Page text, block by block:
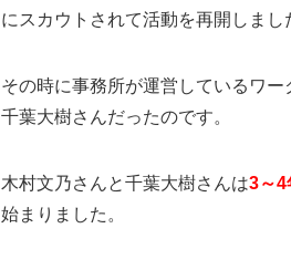
にスカウトされて活動を再開しまし
その時に事務所が運営しているワ
千葉大樹さんだったのです。
木村文乃さんと千葉大樹さんは3～4
始まりました。